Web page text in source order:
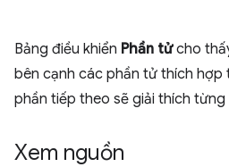
Bảng điều khiển Phần tửcho
bên cạnh các phần tử thích hợp
phần tiếp theo sẽ giải thích từng
Xem nguồn